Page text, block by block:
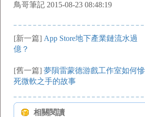
鳥哥筆記 2015-08-23 08:48:19
[新一篇] App Store地下產業鏈流水過
億？
[舊一篇] 夢隕雷蒙德游戲工作室如何慘
死微軟之手的故事
相關閱讀